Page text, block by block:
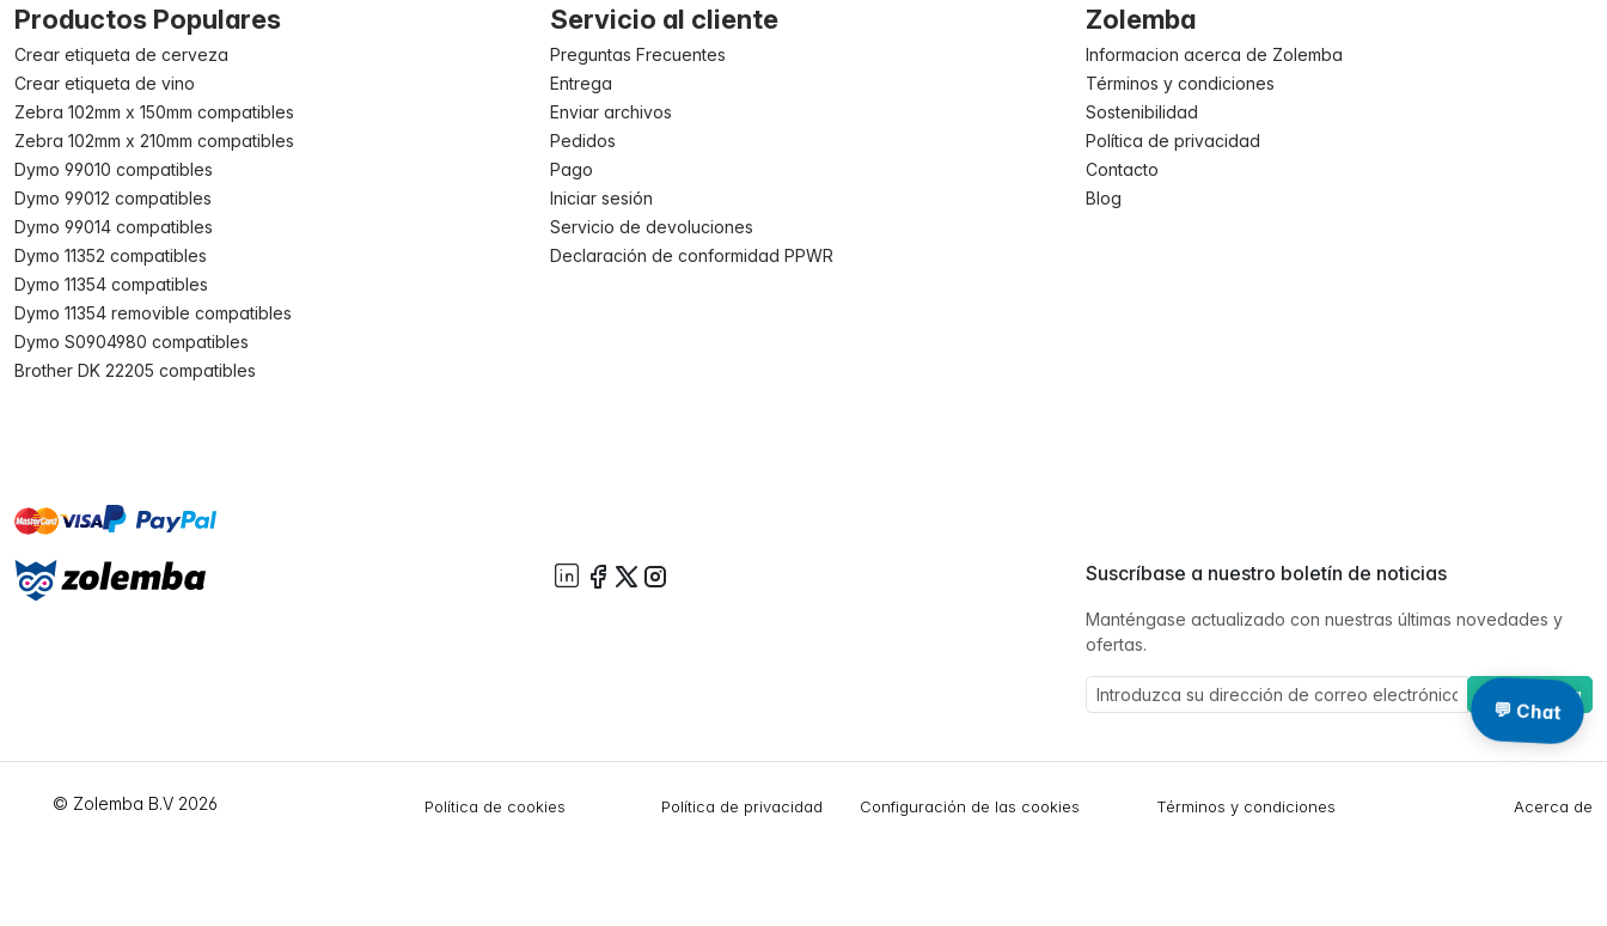
Productos Populares
Crear etiqueta de cerveza
Crear etiqueta de vino
Zebra 102mm x 150mm compatibles
Zebra 102mm x 210mm compatibles
Dymo 99010 compatibles
Dymo 99012 compatibles
Dymo 99014 compatibles
Dymo 11352 compatibles
Dymo 11354 compatibles
Dymo 11354 removible compatibles
Dymo S0904980 compatibles
Brother DK 22205 compatibles
Servicio al cliente
Preguntas Frecuentes
Entrega
Enviar archivos
Pedidos
Pago
Iniciar sesión
Servicio de devoluciones
Declaración de conformidad PPWR
Zolemba
Informacion acerca de Zolemba
Términos y condiciones
Sostenibilidad
Política de privacidad
Contacto
Blog
mastervisa paypal
Suscríbase a nuestro boletín de noticias
Manténgase actualizado con nuestras últimas novedades y
ofertas.
Suscríbase a
© Zolemba B.V 2026 Política de cookies Política de privacidad Configuración de las cookies Términos y condiciones Acerca de
💬 Chat